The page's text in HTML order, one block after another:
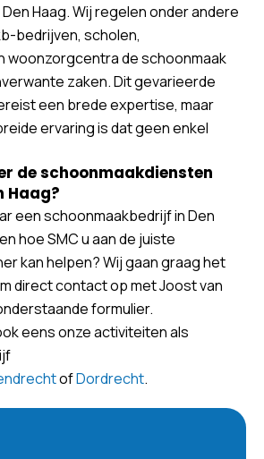
Haag. Wij regelen onder andere
bedrijven, scholen,
woonzorgcentra de schoonmaak
zaken. Dit gevarieerde
een brede expertise, maar
ervaring is dat geen enkel
de schoonmaakdiensten
Haag?
een schoonmaakbedrijf in Den
hoe SMC u aan de juiste
kan helpen? Wij gaan graag het
direct contact op met Joost van
formulier.
eens onze activiteiten als
ofDordrecht.